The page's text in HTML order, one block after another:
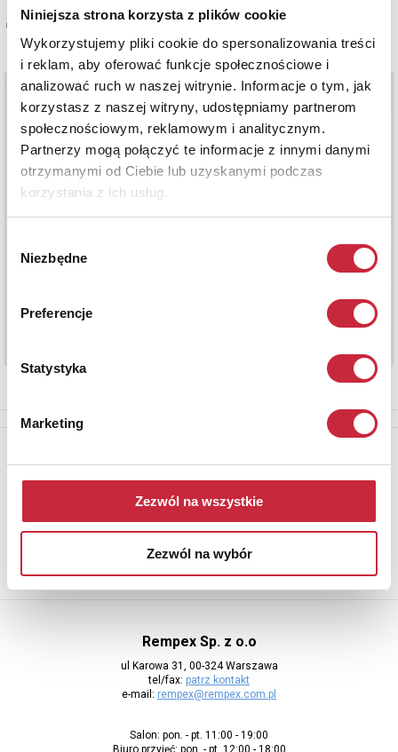
Niniejsza strona korzysta z plików cookie
Wykorzystujemy pliki cookie do spersonalizowania treści
i reklam, aby oferować funkcje społecznościowe i
analizować ruch w naszej witrynie. Informacje o tym, jak
korzystasz z naszej witryny, udostępniamy partnerom
społecznościowym, reklamowym i analitycznym.
Partnerzy mogą połączyć te informacje z innymi danymi
otrzymanymi od Ciebie lub uzyskanymi podczas
korzystania z ich usług.
zgody
Niezbędne
Preferencje
Statystyka
Marketing
Zezwól na wszystkie
Zezwól na wybór
Cena oferowana
5 000 zł
Aby otrzymywać informacje o nowych aukcjach, prosimy podać
adres e-mail
Rempex Sp. z o.o
ul Karowa 31, 00-324 Warszawa
tel/fax: patrz kontakt
e-mail: rempex@rempex.com.pl
Salon: pon. - pt. 11:00 - 19:00
Biuro przyjęć: pon. - pt. 12:00 - 18:00